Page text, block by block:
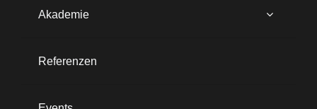
Akademie
Referenzen